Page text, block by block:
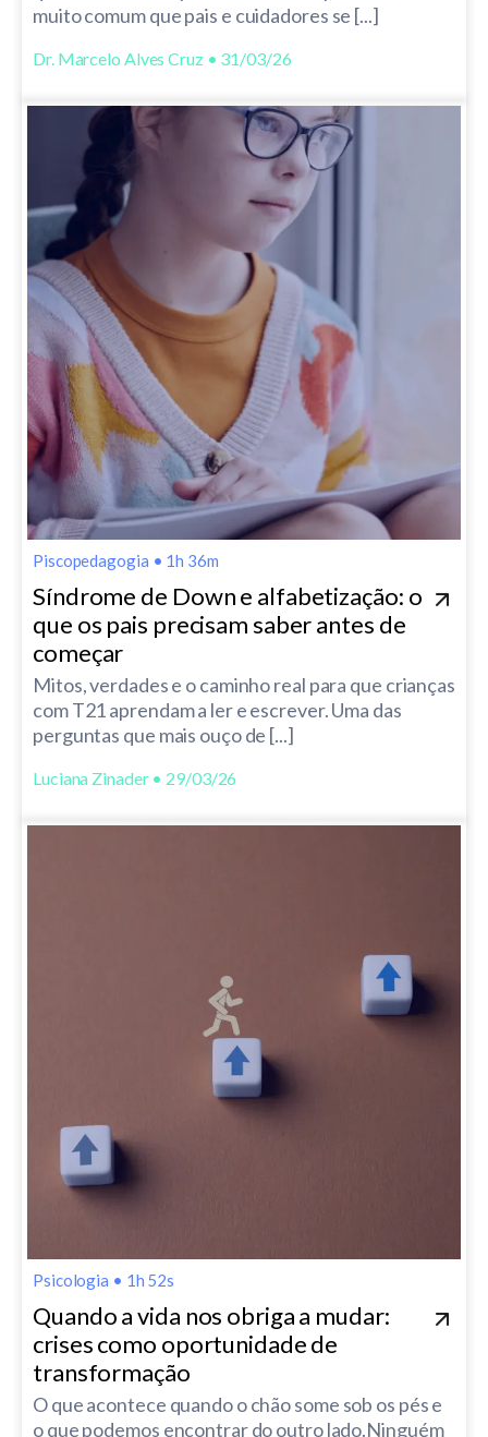
muito comum que pais e cuidadores se [...]
Dr. Marcelo Alves Cruz • 31/03/26
Piscopedagogia • 1h 36m
Síndrome de Down e alfabetização: o
que os pais precisam saber antes de
começar
Mitos, verdades e o caminho real para que crianças
com T21 aprendam a ler e escrever. Uma das
perguntas que mais ouço de [...]
Luciana Zinader • 29/03/26
Psicologia • 1h 52s
Quando a vida nos obriga a mudar:
crises como oportunidade de
transformação
O que acontece quando o chão some sob os pés e
o que podemos encontrar do outro lado.Ninguém